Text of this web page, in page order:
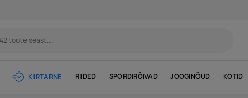
KIIRTARNE RIIDED SPORDIRÕIVAD JOOGINÕUD KOTID